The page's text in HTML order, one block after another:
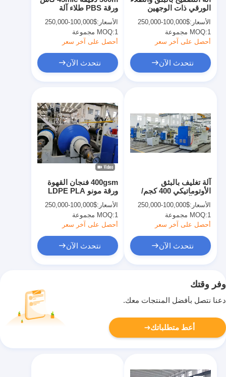
ورقة PBS طلاء آلة
التصفيح
الأسعار:$100,000-250,000
MOQ:1 مجموعة
أحصل على آخر سعر
نتحدث الآن
الورقي ذات الوجهين
8gsm PE
الأسعار:$100,000-250,000
MOQ:1 مجموعة
أحصل على آخر سعر
نتحدث الآن
400gsm فنجان القهوة
ورقة مونو LDPE PLA
PBS النتوء تغليف
الأسعار:$100,000-250,000
MOQ:1 مجموعة
أحصل على آخر سعر
نتحدث الآن
آلة تغليف بالبثق
الأوتوماتيكي 400 كجم/
متر مربع
الأسعار:$100,000-250,000
MOQ:1 مجموعة
أحصل على آخر سعر
نتحدث الآن
وفر وقتك
دعنا نتصل بأفضل المنتجات معك.
أعط متطلباتك